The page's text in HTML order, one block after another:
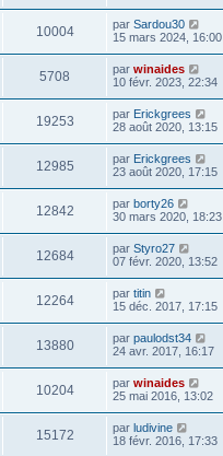
10004 par Sardou30
15 mars 2024, 16:00
5708 par winaides
10 févr. 2023, 22:34
19253 par Erickgrees
28 août 2020, 13:15
12985 par Erickgrees
23 août 2020, 17:15
12842 par borty26
30 mars 2020, 18:23
12684 par Styro27
07 févr. 2020, 13:52
12264 par titin
15 déc. 2017, 17:15
13880 par paulodst34
24 avr. 2017, 16:17
10204 par winaides
25 mai 2016, 13:02
15172 par ludivine
18 févr. 2016, 17:33